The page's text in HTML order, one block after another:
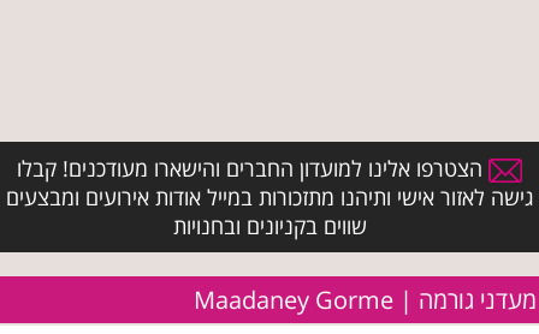
הצטרפו אלינו למועדון החברים והישארו מעודכנים! קבלו
גישה לאזור אישי ותיהנו מתזכורות במייל אודות אירועים ומבצעים
שווים בקניונים ובחנויות
מעדני גורמה | Maadaney Gorme